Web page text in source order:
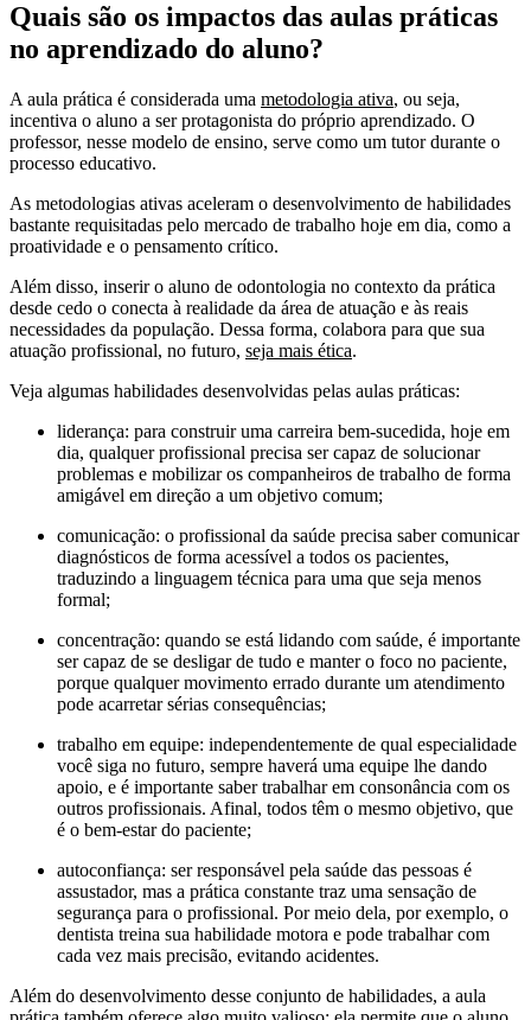
Quais são os impactos das aulas práticas
no aprendizado do aluno?
A aula prática é considerada uma metodologia ativa, ou seja,
incentiva o aluno a ser protagonista do próprio aprendizado. O
professor, nesse modelo de ensino, serve como um tutor durante o
processo educativo.
As metodologias ativas aceleram o desenvolvimento de habilidades
bastante requisitadas pelo mercado de trabalho hoje em dia, como a
proatividade e o pensamento crítico.
Além disso, inserir o aluno de odontologia no contexto da prática
desde cedo o conecta à realidade da área de atuação e às reais
necessidades da população. Dessa forma, colabora para que sua
atuação profissional, no futuro, seja mais ética.
Veja algumas habilidades desenvolvidas pelas aulas práticas:
liderança: para construir uma carreira bem-sucedida, hoje em
dia, qualquer profissional precisa ser capaz de solucionar
problemas e mobilizar os companheiros de trabalho de forma
amigável em direção a um objetivo comum;
comunicação: o profissional da saúde precisa saber comunicar
diagnósticos de forma acessível a todos os pacientes,
traduzindo a linguagem técnica para uma que seja menos
formal;
concentração: quando se está lidando com saúde, é importante
ser capaz de se desligar de tudo e manter o foco no paciente,
porque qualquer movimento errado durante um atendimento
pode acarretar sérias consequências;
trabalho em equipe: independentemente de qual especialidade
você siga no futuro, sempre haverá uma equipe lhe dando
apoio, e é importante saber trabalhar em consonância com os
outros profissionais. Afinal, todos têm o mesmo objetivo, que
é o bem-estar do paciente;
autoconfiança: ser responsável pela saúde das pessoas é
assustador, mas a prática constante traz uma sensação de
segurança para o profissional. Por meio dela, por exemplo, o
dentista treina sua habilidade motora e pode trabalhar com
cada vez mais precisão, evitando acidentes.
Além do desenvolvimento desse conjunto de habilidades, a aula